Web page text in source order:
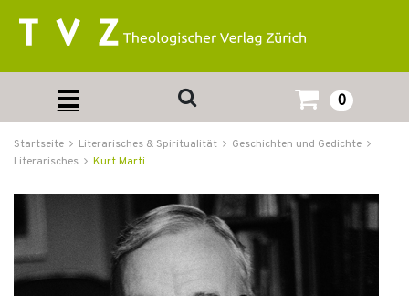
0
Startseite Literarisches & Spiritualität
Geschichten und Gedichte
Literarisches
Kurt Marti